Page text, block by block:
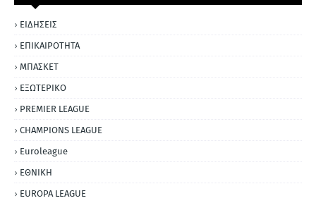
ΕΙΔΗΣΕΙΣ
ΕΠΙΚΑΙΡΟΤΗΤΑ
ΜΠΑΣΚΕΤ
ΕΞΩΤΕΡΙΚΟ
PREMIER LEAGUE
CHAMPIONS LEAGUE
Euroleague
ΕΘΝΙΚΗ
EUROPA LEAGUE